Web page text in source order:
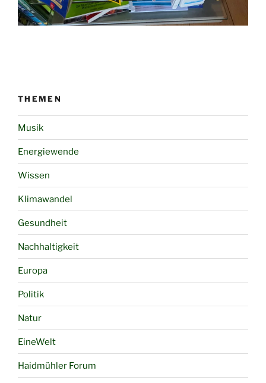
THEMEN
Musik
Energiewende
Wissen
Klimawandel
Gesundheit
Nachhaltigkeit
Europa
Politik
Natur
EineWelt
Haidmühler Forum